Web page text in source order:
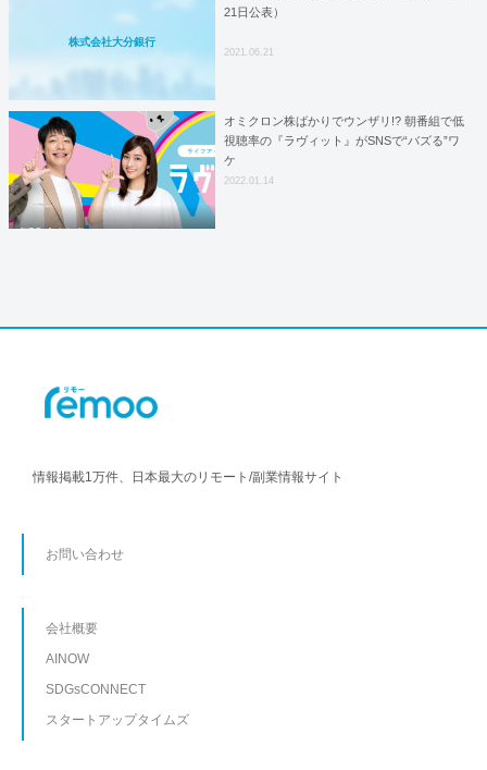
株式会社大分銀行
21日公表）
2021.06.21
オミクロン株ばかりでウンザリ!? 朝番組で低
視聴率の『ラヴィット』がSNSで“バズる”ワ
ケ
2022.01.14
情報掲載1万件、日本最大のリモート/副業情報サイト
お問い合わせ
会社概要
AINOW
SDGsCONNECT
スタートアップタイムズ